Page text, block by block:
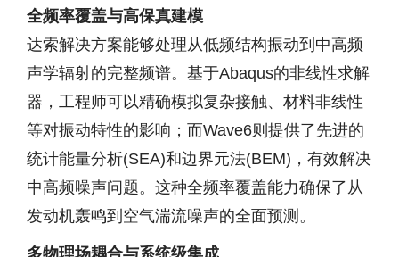
全频率覆盖与高保真建模
达索解决方案能够处理从低频结构振动到中高频
声学辐射的完整频谱。基于Abaqus的非线性求解
器，工程师可以精确模拟复杂接触、材料非线性
等对振动特性的影响；而Wave6则提供了先进的
统计能量分析(SEA)和边界元法(BEM)，有效解决
中高频噪声问题。这种全频率覆盖能力确保了从
发动机轰鸣到空气湍流噪声的全面预测。
多物理场耦合与系统级集成